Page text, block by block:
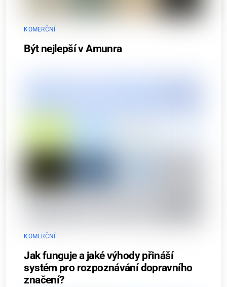
KOMERČNÍ
Být nejlepší v Amunra
KOMERČNÍ
Jak funguje a jaké výhody přináší
systém pro rozpoznávání dopravního
značení?